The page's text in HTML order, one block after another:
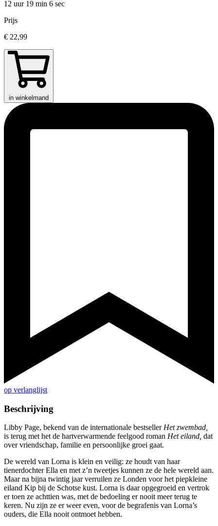
12 uur 19 min 6 sec
Prijs
€ 22,99
in winkelmand
op verlanglijst
Beschrijving
Libby Page, bekend van de internationale bestsellerHet zwembad,
is terug met het de hartverwarmende feelgood roman Het eiland, dat
over vriendschap, familie en persoonlijke groei gaat.
De wereld van Lorna is klein en veilig: ze houdt van haar
tienerdochter Ella en met z’n tweetjes kunnen ze de hele wereld aan.
Maar na bijna twintig jaar verruilen ze Londen voor het piepkleine
eiland Kip bij de Schotse kust. Lorna is daar opgegroeid en vertrok
er toen ze achttien was, met de bedoeling er nooit meer terug te
keren. Nu zijn ze er weer even, voor de begrafenis van Lorna’s
ouders, die Ella nooit ontmoet hebben.